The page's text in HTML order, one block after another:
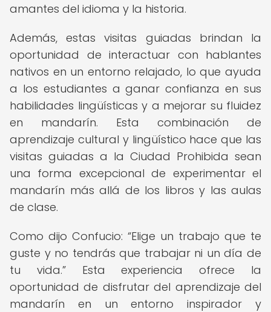
amantes del idioma y la historia.
Además, estas visitas guiadas brindan la
oportunidad de interactuar con hablantes
nativos en un entorno relajado, lo que ayuda
a los estudiantes a ganar confianza en sus
habilidades lingüísticas y a mejorar su fluidez
en mandarín. Esta combinación de
aprendizaje cultural y lingüístico hace que las
visitas guiadas a la Ciudad Prohibida sean
una forma excepcional de experimentar el
mandarín más allá de los libros y las aulas
de clase.
Como dijo Confucio:
Elige un trabajo que te
guste y no tendrás que trabajar ni un día de
tu vida. Esta experiencia ofrece la
oportunidad de disfrutar del aprendizaje del
mandarín en un entorno inspirador y